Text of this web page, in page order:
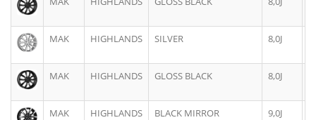
MAK HIGHLANDS SILVER 8,0J
MAK HIGHLANDS GLOSS BLACK 8,0J
MAK HIGHLANDS BLACK MIRROR 9,0J